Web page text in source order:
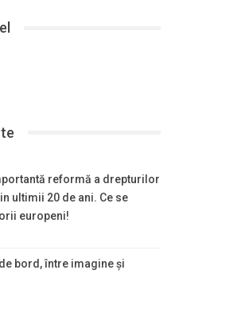
reformă a drepturilor
ultimii 20 de ani. Ce se
europeni!
bord, între imagine și